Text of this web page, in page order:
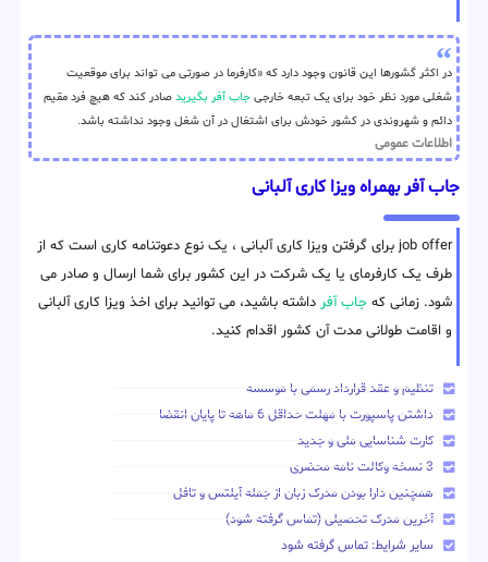
در اکثر گشورها این قانون وجود دارد که «کارفرما در صورتی می تواند برای موقعیت
شغلی مورد نظر خود برای یک تبعه خارجی جاب آفر بگیرید صادر کند که هیچ فرد مقیم
دائم و شهروندی در کشور خودش برای اشتغال در آن شغل وجود نداشته باشد.
اطلاعات عمومی
جاب آفر بهمراه ویزا کاری آلبانی
job offer برای گرفتن ویزا کاری آلبانی ، یک نوع دعوتنامه کاری است که از
طرف یک کارفرمای یا یک شرکت در این کشور برای شما ارسال و صادر می
شود. زمانی که جاب آفر داشته باشید، می توانید برای اخذ ویزا کاری آلبانی
و اقامت طولانی مدت آن کشور اقدام کنید.
تنظیم و عقد قرارداد رسمی با موسسه
داشتن پاسپورت با مهلت حداقل 6 ماهه تا پایان انقضا
کارت شناسایی ملی و جدید
3 نسخه وکالت نامه محضری
همچنین دارا بودن مدرک زبان از جمله آیلتس و تافل
آخرین مدرک تحصیلی (تماس گرفته شود)
سایر شرایط: تماس گرفته شود